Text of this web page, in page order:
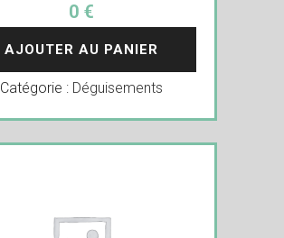
0 €
AJOUTER AU PANIER
Catégorie : Déguisements